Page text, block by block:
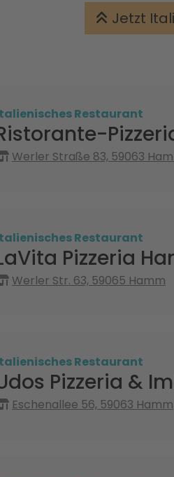
Jetzt
Restaurant
Werler Straße 83, 59063
Restaurant
Pizzeria
Werler Str. 63, 59065 Hamm
Restaurant
Pizzeria &
Eschenallee 56, 59063 Hamm